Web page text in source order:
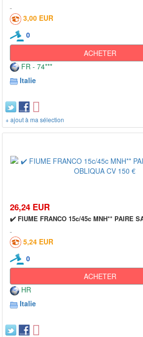
3,00 EUR
0
ACHETER
FR - 74***
Italie
+ ajout à ma sélection
26,24 EUR
✔️ FIUME FRANCO 15c/45c MNH** PAIRE
5,24 EUR
0
ACHETER
HR
Italie